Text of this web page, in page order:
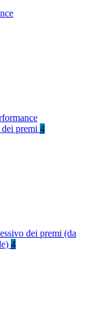
premi 4
dei premi (da
4